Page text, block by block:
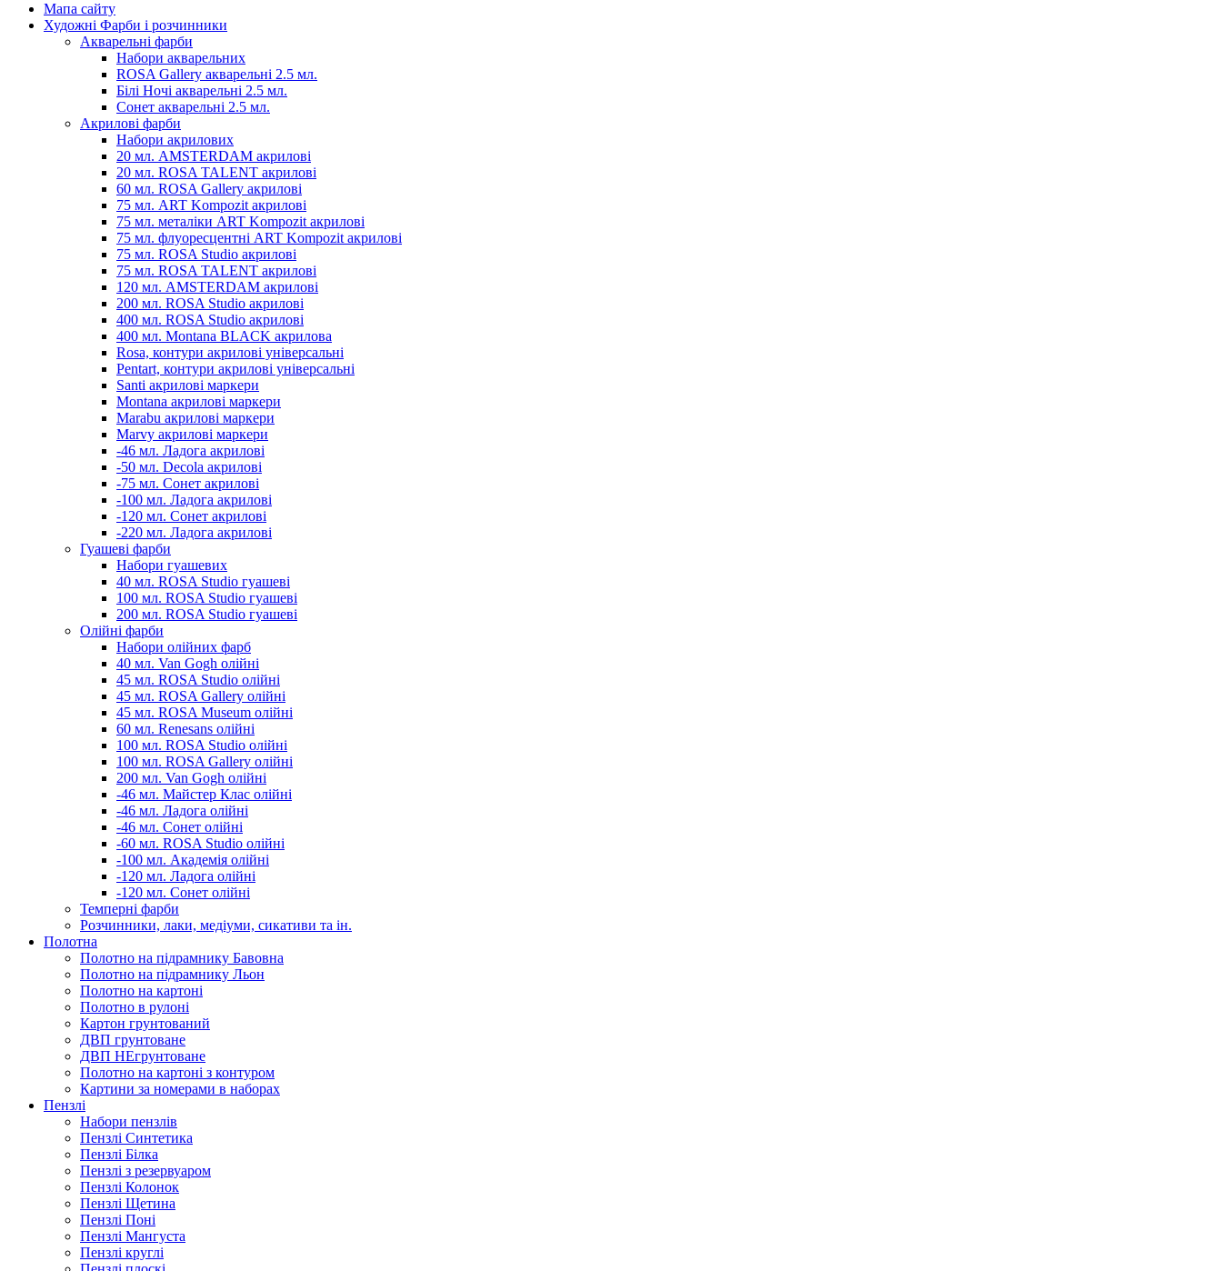
Мапа сайту
Художні Фарби і розчинники
Акварельні фарби
Набори акварельних
ROSA Gallery акварельні 2.5 мл.
Білі Ночі акварельні 2.5 мл.
Сонет акварельні 2.5 мл.
Акрилові фарби
Набори акрилових
20 мл. AMSTERDAM акрилові
20 мл. ROSA TALENT акрилові
60 мл. ROSA Gallery акрилові
75 мл. ART Kompozit акрилові
75 мл. металіки ART Kompozit акрилові
75 мл. флуоресцентні ART Kompozit акрилові
75 мл. ROSA Studio акрилові
75 мл. ROSA TALENT акрилові
120 мл. AMSTERDAM акрилові
200 мл. ROSA Studio акрилові
400 мл. ROSA Studio акрилові
400 мл. Montana BLACK акрилова
Rosa, контури акрилові універсальні
Pentart, контури акрилові універсальні
Santi акрилові маркери
Montana акрилові маркери
Marabu акрилові маркери
Marvy акрилові маркери
-46 мл. Ладога акрилові
-50 мл. Decola акрилові
-75 мл. Сонет акрилові
-100 мл. Ладога акрилові
-120 мл. Сонет акрилові
-220 мл. Ладога акрилові
Гуашеві фарби
Набори гуашевих
40 мл. ROSA Studio гуашеві
100 мл. ROSA Studio гуашеві
200 мл. ROSA Studio гуашеві
Олійні фарби
Набори олійних фарб
40 мл. Van Gogh олійні
45 мл. ROSA Studio олійні
45 мл. ROSA Gallery олійні
45 мл. ROSA Museum олійні
60 мл. Renesans олійні
100 мл. ROSA Studio олійні
100 мл. ROSA Gallery олійні
200 мл. Van Gogh олійні
-46 мл. Майстер Клас олійні
-46 мл. Ладога олійні
-46 мл. Сонет олійні
-60 мл. ROSA Studio олійні
-100 мл. Академія олійні
-120 мл. Ладога олійні
-120 мл. Сонет олійні
Темперні фарби
Розчинники, лаки, медіуми, сикативи та ін.
Полотна
Полотно на підрамнику Бавовна
Полотно на підрамнику Льон
Полотно на картоні
Полотно в рулоні
Картон грунтований
ДВП грунтоване
ДВП НЕгрунтоване
Полотно на картоні з контуром
Картини за номерами в наборах
Пензлі
Набори пензлів
Пензлі Синтетика
Пензлі Білка
Пензлі з резервуаром
Пензлі Колонок
Пензлі Щетина
Пензлі Поні
Пензлі Мангуста
Пензлі круглі